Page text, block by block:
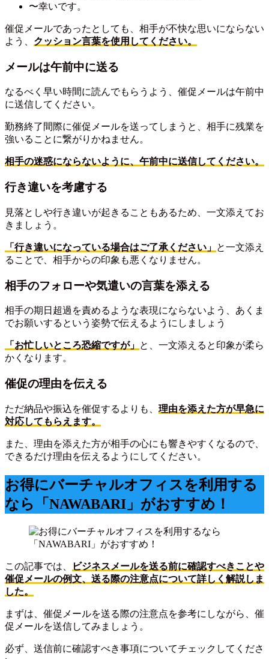
〜幸いです。
催促メールであったとしても、相手が不快な思いにならない
よう、 クッション言葉を使用してください。
メールは午前中に送る
なるべく早い時間に読んでもらうよう、催促メールは午前中
に送信してください。
勤務終了間際に催促メールを送ってしまうと、相手に残業を
強いることに繋がりかねません。
相手の迷惑にならないように、午前中に送信してください。
行き違いを考慮する
見落としや行き違いが起きることもあるため、一文添えてお
きましょう。
「行き違いになっている場合はご了承ください」 と一文添え
ることで、相手からの印象も悪くなりません。
相手のフォローや気遣いの言葉を添える
相手の期日超過を責めるような表現にならないよう、あくま
でお願いするという姿勢で伝えるようにしましょう
「お忙しいところ恐縮ですが」 と、一文添えると印象が柔ら
かくなります。
催促の理由を伝える
ただ納品や振込を催促するよりも、 理由を添えた方が早急に
対応してもらえます。
また、理由を添えた方が相手の心にも響きやすくなるので、
できるだけ理由を伝えるようにしてください。
お得にバーチャルオフィスを利用する
なら「NAWABARI」がおすすめ！
この記事では、
ビジネスメールを送る前に確認すべきことや
催促メールの例文、送る際の注意点について詳しく解説しま
した。
まずは、催促メールを送る際の注意点を参考にしながら、催
促メールを送信してみましょう。
必ず、送信前に確認すべき事項についてチェックしてくださ